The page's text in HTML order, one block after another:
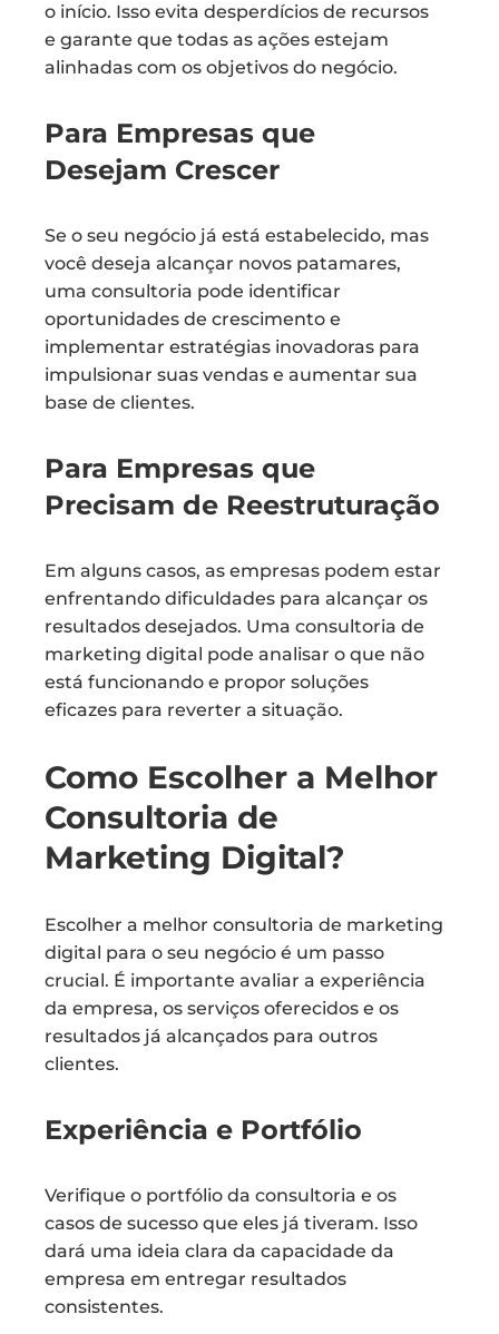
o início. Isso evita desperdícios de recursos
e garante que todas as ações estejam
alinhadas com os objetivos do negócio.
Para Empresas que
Desejam Crescer
Se o seu negócio já está estabelecido, mas
você deseja alcançar novos patamares,
uma consultoria pode identificar
oportunidades de crescimento e
implementar estratégias inovadoras para
impulsionar suas vendas e aumentar sua
base de clientes.
Para Empresas que
Precisam de Reestruturação
Em alguns casos, as empresas podem estar
enfrentando dificuldades para alcançar os
resultados desejados. Uma consultoria de
marketing digital pode analisar o que não
está funcionando e propor soluções
eficazes para reverter a situação.
Como Escolher a Melhor
Consultoria de
Marketing Digital?
Escolher a melhor consultoria de marketing
digital para o seu negócio é um passo
crucial. É importante avaliar a experiência
da empresa, os serviços oferecidos e os
resultados já alcançados para outros
clientes.
Experiência e Portfólio
Verifique o portfólio da consultoria e os
casos de sucesso que eles já tiveram. Isso
dará uma ideia clara da capacidade da
empresa em entregar resultados
consistentes.